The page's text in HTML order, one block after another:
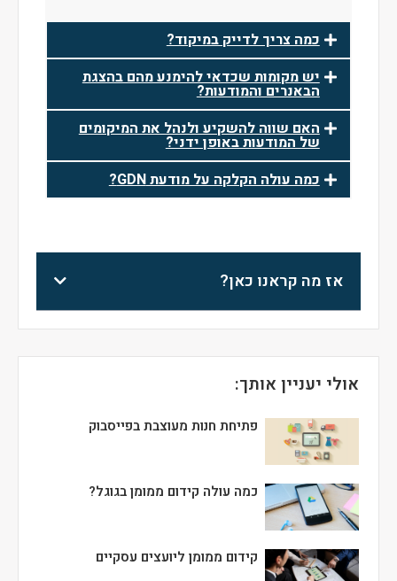
כמה צריך לדייק במיקוד?
יש מקומות שכדאי להימנע מהם בהצגת
הבאנרים והמודעות?
האם שווה להשקיע ולנהל את המיקומים
של המודעות באופן ידני?
כמה עולה הקלקה על מודעת GDN?
אז מה קראנו כאן?
אולי יעניין אותך:
פתיחת חנות מעוצבת בפייסבוק
כמה עולה קידום ממומן בגוגל?
קידום ממומן ליועצים עסקיים